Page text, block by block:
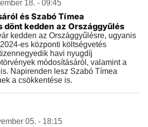
18. - 09:45
és Szabó Tímea
kedden az Országgyűlés
kedden az Országgyűlésre, ugyanis
es központi költségvetés
havi nyugdíj
módosításáról, valamint a
Napirenden lesz Szabó Tímea
a csökkentése is.
05. - 18:15